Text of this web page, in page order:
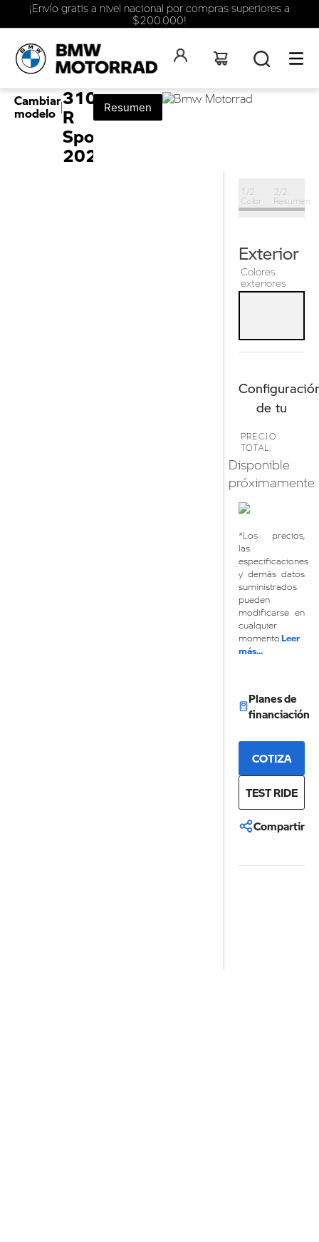
¡Envío gratis a nivel nacional por compras superiores a
$200.000!
Cambiar
modelo |
BMW
G
310
R
Sport
2026
Resumen
1 /2
Color
2/2
Resumen
Exterior
Colores
exteriores
de tu
PRECIO
TOTAL:
Disponible
próximamente
*Los precios,
las
especificaciones
y demás datos
suministrados
pueden
modificarse en
cualquier
momento.Leer
más...
Planes de
financiación
COTIZA
TEST RIDE
Compartir